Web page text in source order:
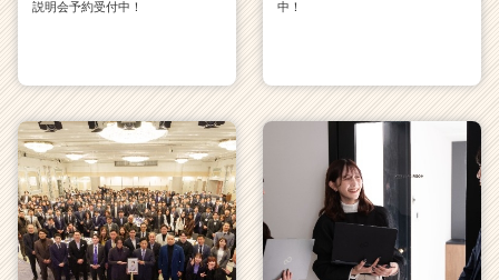
説明会予約受付中！ 中！